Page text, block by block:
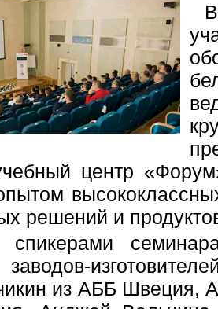
центр
решений и
заводов-
из АББ Швеция,